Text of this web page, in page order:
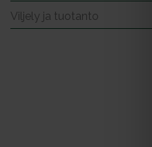
Viljely ja tuotanto